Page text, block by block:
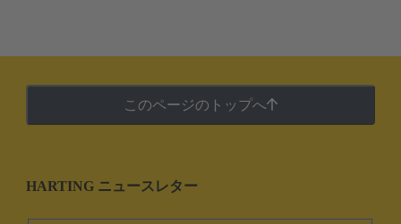
このページのトップへ
HARTING ニュースレター